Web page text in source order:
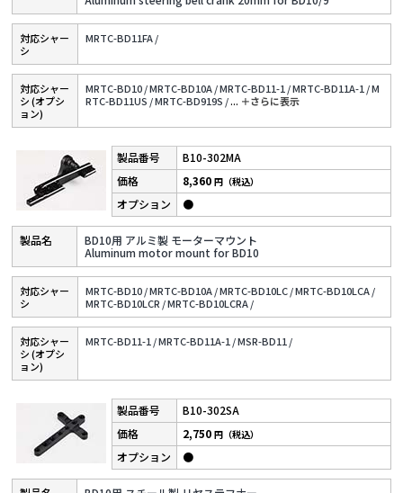
対応シャー
シ
MRTC-BD11FA /
対応シャー
シ (オプシ
ョン)
MRTC-BD10 /MRTC-BD10A /MRTC-BD11-1 /MRTC-BD11A-1 /M
RTC-BD11US /MRTC-BD919S /... ＋さらに表⽰
B10-302MA
BD10用 アルミ製 モーターマウント
Aluminum motor mount for BD10
8,360円（税込）
●
対応シャー
シ
MRTC-BD10 /MRTC-BD10A /MRTC-BD10LC /MRTC-BD10LCA /
MRTC-BD10LCR /MRTC-BD10LCRA /
対応シャー
シ (オプシ
ョン)
MRTC-BD11-1 /MRTC-BD11A-1 /MSR-BD11 /
B10-302SA
2,750円（税込）
●